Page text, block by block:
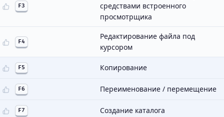
F3
средствами встроенного
просмотрщика
F4
Редактирование файла под
курсором
F5 Копирование
F6 Переименование / перемещение
F7 Создание каталога